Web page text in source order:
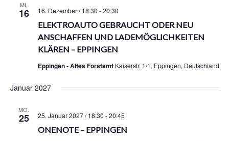
MI.
16
ELEKTROAUTO GEBRAUCHT ODER NEU
ANSCHAFFEN UND LADEMÖGLICHKEITEN
KLÄREN – EPPINGEN
16. Dezember / 18:30 -20:30
Eppingen - Altes Forstamt Kaiserstr. 1/1, Eppingen, Deutschland
Januar 2027
MO.
25
ONENOTE – EPPINGEN
25. Januar 2027 / 18:30 -20:45